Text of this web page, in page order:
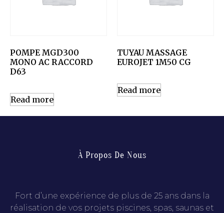
POMPE MGD300
MONO AC RACCORD
D63
Read more
TUYAU MASSAGE
EUROJET 1M50 CG
Read more
À Propos De Nous
Fort d’une expérience de plus de 25 ans dans la
réalisation de vos projets piscines, spas, saunas et